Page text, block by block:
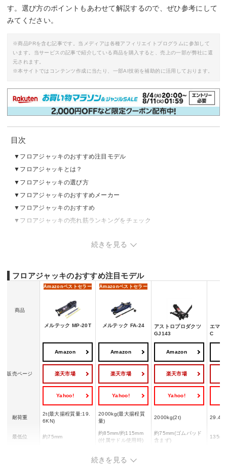
す。選び方のポイントもあわせて解説するので、ぜひ参考にして
みてください。
※商品PRを含む記事です。当メディアは各種アフィリエイトプログラムに参加して
います。当サービスの記事で紹介している商品を購入すると、売上の一部が弊社に還
元されます。
※本サイトではコンテンツ作成に当たり、一部AI技術を補助的に活用しております。
目次
フロアジャッキのおすすめ注目モデル
フロアジャッキとは？
フロアジャッキの選び方
フロアジャッキのおすすめメーカー
フロアジャッキのおすすめ
フロアジャッキの売れ筋ランキングをチェック
続きを見る
フロアジャッキのおすすめ注目モデル
商品
Amazonベストセラー
メルテック MP-20T
Amazonベストセラー
メルテック FA-24
アストロプロダクツ
GJ143
エマ
C
販売ページ
Amazon
楽天市場
Yahoo!
Amazon
楽天市場
Yahoo!
Amazon
楽天市場
Yahoo!
耐荷重
2t(最大揚程質量:19.
6KN)
2000kg(最大揚程質
量)
2000kg(2t) 29.4kN
最低位 約75mm
約85mm/約115mm
(付属サドル使用時)
約75mm(ゴムパッド
含まず)
(付属サドル使用時)
続きを見る